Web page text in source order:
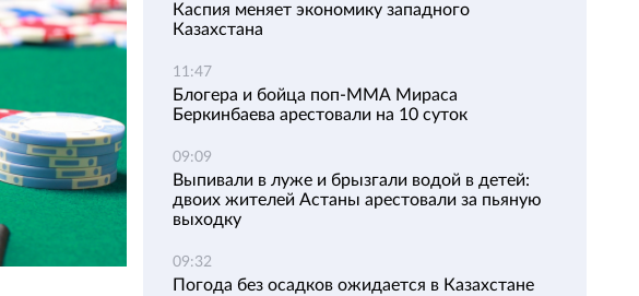
Каспия меняет экономику западного
Казахстана
11:47
Блогера и бойца поп-ММА Мираса
Беркинбаева арестовали на 10 суток
09:09
Выпивали в луже и брызгали водой в детей:
двоих жителей Астаны арестовали за пьяную
выходку
09:32
Погода без осадков ожидается в Казахстане